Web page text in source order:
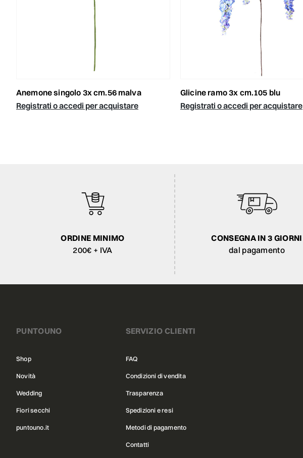
anemone singolo 3x cm.56 malva
Registrati o accedi per acquistare
glicine ramo 3x cm.105 blu
Registrati o accedi per acquistare
ORDINE MINIMO
200€ + IVA
CONSEGNA IN 3 GIORNI
dal pagamento
PUNTOUNO
Shop
Novità
Wedding
Fiori secchi
puntouno.it
SERVIZIO CLIENTI
FAQ
Condizioni di vendita
Trasparenza
Spedizioni e resi
Metodi di pagamento
Contatti